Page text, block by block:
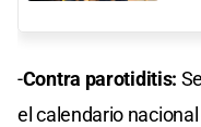
-Contra parotiditis:
el calendario